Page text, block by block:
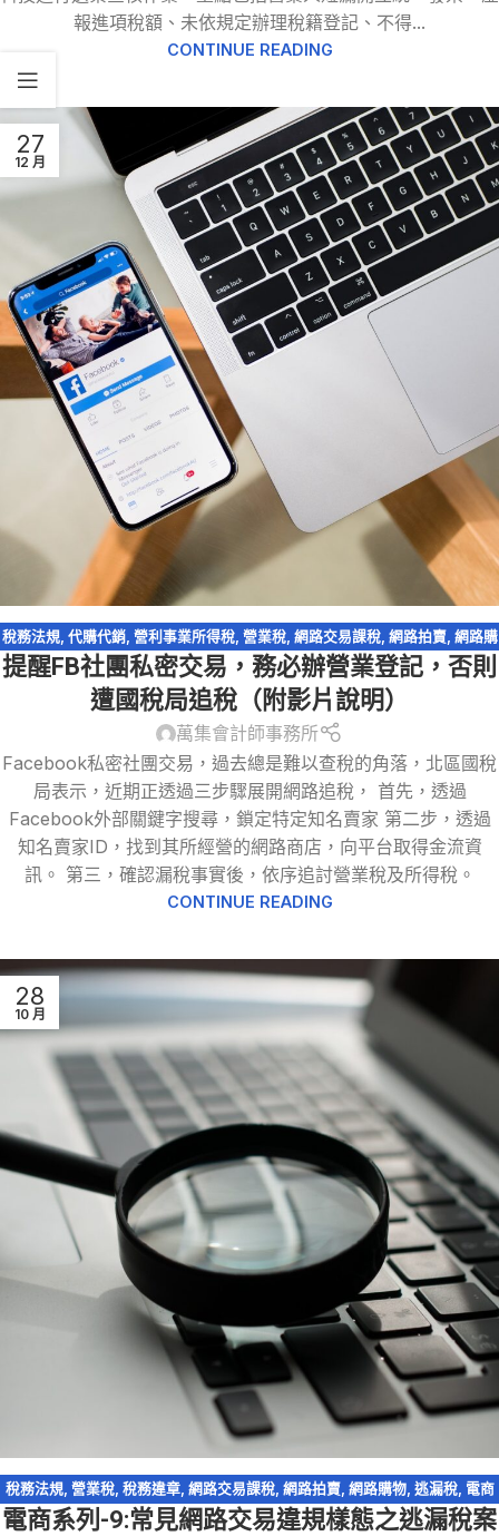
報進項稅額、未依規定辦理稅籍登記、不得...
CONTINUE READING
27
12 月
稅務法規, 代購代銷, 營利事業所得稅, 營業稅, 網路交易課稅, 網路拍賣, 網路購
物
,逃漏稅
提醒FB社團私密交易，務必辦營業登記，否則
遭國稅局追稅（附影片說明）
萬集會計師事務所
Facebook私密社團交易，過去總是難以查稅的角落，北區國稅
局表示，近期正透過三步驟展開網路追稅， 首先，透過
Facebook外部關鍵字搜尋，鎖定特定知名賣家 第二步，透過
知名賣家ID，找到其所經營的網路商店，向平台取得金流資
訊。 第三，確認漏稅事實後，依序追討營業稅及所得稅。
CONTINUE READING
28
10 月
稅務法規, 營業稅, 稅務違章, 網路交易課稅, 網路拍賣, 網路購物, 逃漏稅, 電商
系列
電商系列-9:常見網路交易違規樣態之逃漏稅案